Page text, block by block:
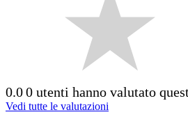
0.00 utenti hanno valutato
Vedi tutte le valutazioni